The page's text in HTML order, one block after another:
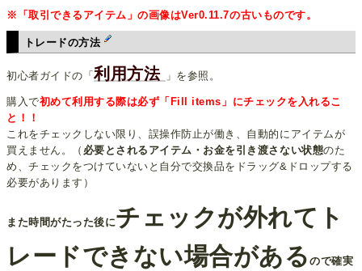
※「取引できるアイテム」の画像はVer0.11.7の古いものです。
トレードの方法
初心者ガイドの「利用方法 」を参照。
購入で初めて利用する際は必ず「Fill items」にチェックを入れるこ
と！！
これをチェックしない限り、誤操作防止が働き、自動的にアイテムが
買えません。（ 必要とされるアイテム・お金を引き渡さない状態のた
め、チェックをつけていないと自分で交換品をドラッグ&ドロップする
必要があります）
また時間がたった後にチェックが外れてト
レードできない場合があるので確実